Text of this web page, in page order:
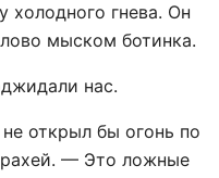
холодного гнева. Он
мыском ботинка.
нас.
открыл бы огонь по
— Это ложные